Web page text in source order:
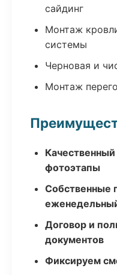
сайдинг
Монтаж
системы
Черновая и
Монтаж
фотоэтапы
Собственные
Договор и
документов
Фиксируем